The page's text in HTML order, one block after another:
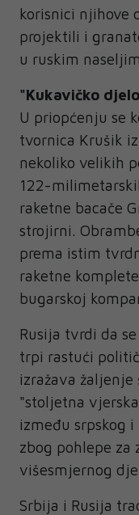
korisnici njihove
projektili i
u ruskim
"Kukavičko
U priopćenju se
tvornica Krušik
nekoliko velikih
122-
raketne bacače
strojirni.
prema istim
raketne
bugarskoj
Rusija tvrdi da
trpi rastući
izražava žaljenje
"stoljetna
između srpskog i
zbog pohlepe za
višesmjernog
Srbija i Rusija